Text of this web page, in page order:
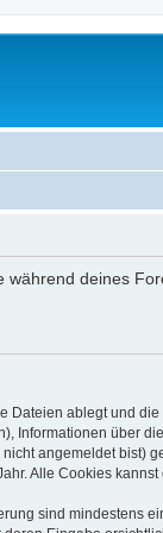
während deines
Dateien ablegt und
Informationen über
angemeldet bist)
Alle Cookies
sind mindestens